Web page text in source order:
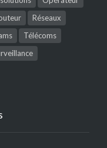
Réseaux
Télécoms